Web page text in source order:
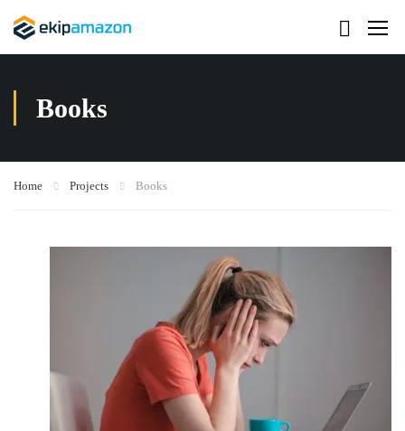
Books
Home Projects Books